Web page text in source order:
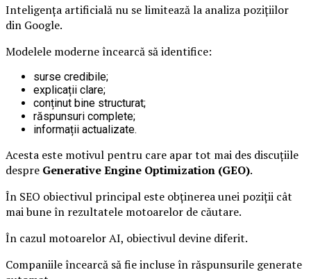
Inteligența artificială nu se limitează la analiza pozițiilor
din Google.
Modelele moderne încearcă să identifice:
surse credibile;
explicații clare;
conținut bine structurat;
răspunsuri complete;
informații actualizate.
Acesta este motivul pentru care apar tot mai des discuțiile
despre Generative Engine Optimization (GEO).
În SEO obiectivul principal este obținerea unei poziții cât
mai bune în rezultatele motoarelor de căutare.
În cazul motoarelor AI, obiectivul devine diferit.
Companiile încearcă să fie incluse în răspunsurile generate